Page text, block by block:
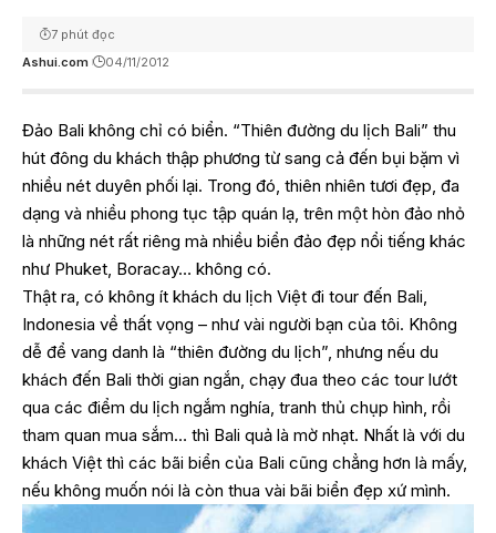
Ashui.com 04/11/2012
7 phút đọc
Đảo Bali không chỉ có biển. “Thiên đường du lịch Bali” thu
hút đông du khách thập phương từ sang cả đến bụi bặm vì
nhiều nét duyên phối lại. Trong đó, thiên nhiên tươi đẹp, đa
dạng và nhiều phong tục tập quán lạ, trên một hòn đảo nhỏ
là những nét rất riêng mà nhiều biển đảo đẹp nổi tiếng khác
như Phuket, Boracay… không có.
Thật ra, có không ít khách du lịch Việt đi tour đến Bali,
Indonesia về thất vọng – như vài người bạn của tôi. Không
dễ để vang danh là “thiên đường du lịch”, nhưng nếu du
khách đến Bali thời gian ngắn, chạy đua theo các tour lướt
qua các điểm du lịch ngắm nghía, tranh thủ chụp hình, rồi
tham quan mua sắm… thì Bali quả là mờ nhạt. Nhất là với du
khách Việt thì các bãi biển của Bali cũng chẳng hơn là mấy,
nếu không muốn nói là còn thua vài bãi biển đẹp xứ mình.